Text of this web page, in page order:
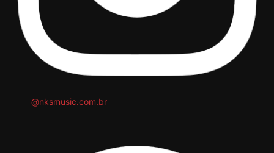
@nksmusic.com.br